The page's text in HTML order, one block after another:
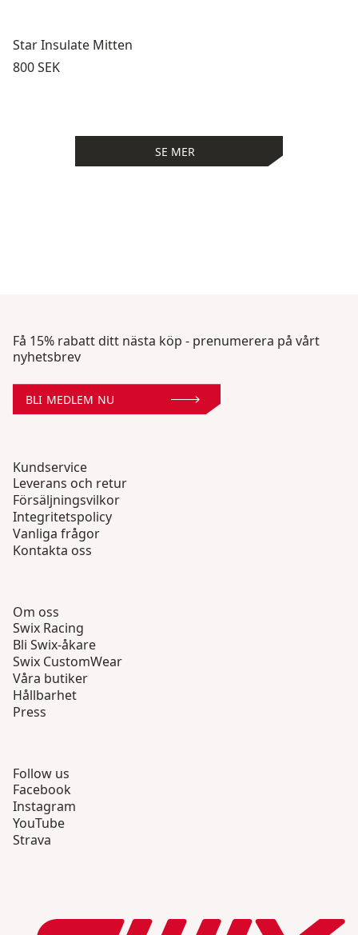
Star Insulate Mitten
Pris:
800 SEK
SE MER
Få 15% rabatt ditt nästa köp - prenumerera på vårt
nyhetsbrev
BLI MEDLEM NU
Kundservice
Leverans och retur
Försäljningsvilkor
Integritetspolicy
Vanliga frågor
Kontakta oss
Om oss
Swix Racing
Bli Swix-åkare
Swix CustomWear
Våra butiker
Hållbarhet
Press
Follow us
Facebook
Instagram
YouTube
Strava